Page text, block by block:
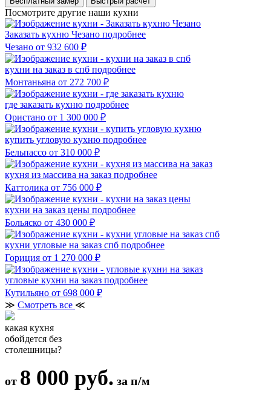
Посмотрите другие наши кухни
Заказать кухню Чезано подробнее
Чезано от 932 600 ₽
кухни на заказ в спб подробнее
Монтаньяна от 272 700 ₽
где заказать кухню подробнее
Ористано от 1 300 000 ₽
купить угловую кухню подробнее
Бельпассо от 310 000 ₽
кухня из массива на заказ подробнее
Каттолика от 756 000 ₽
кухни на заказ цены подробнее
Больяско от 430 000 ₽
кухни угловые на заказ спб подробнее
Гориция от 1 270 000 ₽
угловые кухни на заказ подробнее
Кутильяно от 698 000 ₽
≫ Смотреть все ≪
какая кухня
обойдется без
столешницы?
от 8 000 руб. за п/м